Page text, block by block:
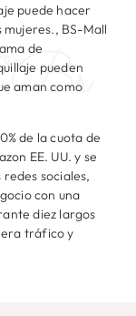
Bs
puede hacer
BS-Mall
de
pueden
aman como
de la cuota de
EE. UU. y se
sociales,
con una
diez largos
tráfico y